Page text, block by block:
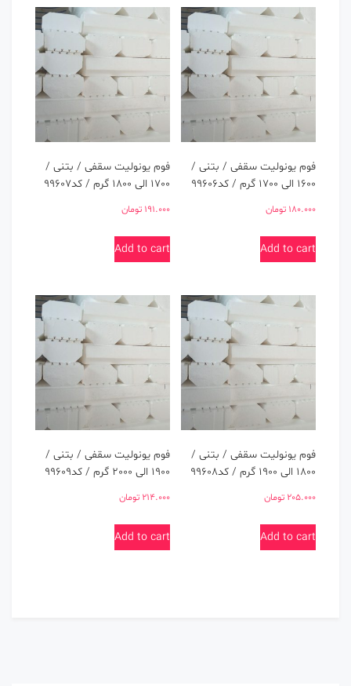
فوم یونولیت سقفی / بتنی /
1600 الی 1700 گرم / کد99606
180.000 تومان
Add to cart
فوم یونولیت سقفی / بتنی /
1700 الی 1800 گرم / کد99607
191.000 تومان
Add to cart
فوم یونولیت سقفی / بتنی /
1800 الی 1900 گرم / کد99608
205.000 تومان
Add to cart
فوم یونولیت سقفی / بتنی /
1900 الی 2000 گرم / کد99609
214.000 تومان
Add to cart